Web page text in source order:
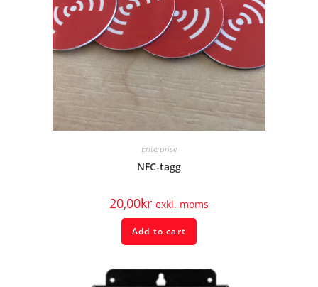
Enterprise
NFC-tagg
20,00kr exkl. moms
Add to cart